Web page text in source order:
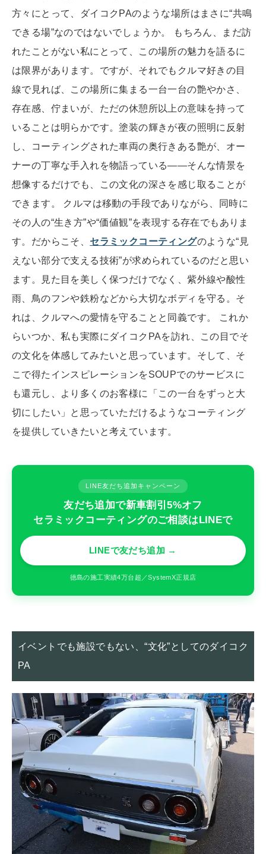
方々にとって、ダイコクPAのような場所はまさに“共鳴
できる場”なのではないでしょうか。 もちろん、まだ訪
れたことがない私にとって、この場所の魅力を語るに
は限界があります。ですが、それでもクルマ好きの目
線で見れば、この場所に集まる一台一台の艶やかさ、
存在感、佇まいが、ただの休憩所以上の意味を持って
いることは明らかです。塗装の輝きが夜の照明に反射
し、コーティングされた車両の奥行きある艶が、オー
ナーの丁寧な手入れを物語っている——そんな情景を
想像するだけでも、この文化の深さを感じ取ることが
できます。 クルマは移動の手段でありながら、同時に
その人の“生き方”や“価値観”を表現する存在でもありま
す。だからこそ、 セラミックコーティングのような“見
えない部分で支える技術”が求められているのだと思い
ます。見た目を美しく保つだけでなく、紫外線や酸性
雨、鳥のフンや鉄粉などから大切なボディを守る。そ
れは、クルマへの愛情を守ることと同義です。 これか
らいつか、私も実際にダイコクPAを訪れ、この目でそ
の文化を体感してみたいと思っています。そして、そ
こで得たインスピレーションをSOUPでのサービスに
も還元し、より多くのお客様に「この一台をずっと大
切にしたい」と思っていただけるようなコーティング
を提供していきたいと考えています。
LINE友だち追加キャンペーン
友だち追加で新車割引5%オフ
セラミックコーティングのご相談はLINEで
LINEで友だち追加 →
徳島の施工実績4万台超／SystemX正規店
イベントでも施設でもない、“文化”としてのダイコク
PA